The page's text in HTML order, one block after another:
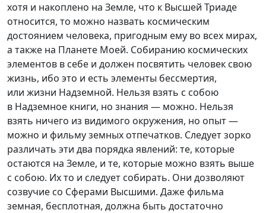
хотя и накоплено на Земле, что к Высшей Триаде
относится, то можно назвать космическим
достоянием человека, пригодным ему во всех мирах,
а также на Планете Моей. Собиранию космических
элементов в себе и должен посвятить человек свою
жизнь, ибо это и есть элементы бессмертия,
или жизни Надземной. Нельзя взять с собою
в Надземное книги, но знания — можно. Нельзя
взять ничего из видимого окружения, но опыт —
можно и фильму земных отпечатков. Следует зорко
различать эти два порядка явлений: те, которые
остаются на Земле, и те, которые можно взять выше
с собою. Их то и следует собирать. Они дозволяют
созвучие со Сферами Высшими. Даже фильма
земная, бесплотная, должна быть достаточно